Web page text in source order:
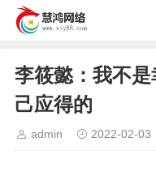
李筱懿：我不
己应得的
admin 2022-02-03